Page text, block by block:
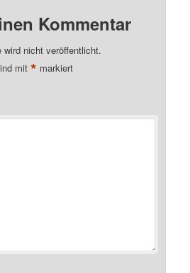
Kommentar
wird nicht veröffentlicht.
mit* markiert